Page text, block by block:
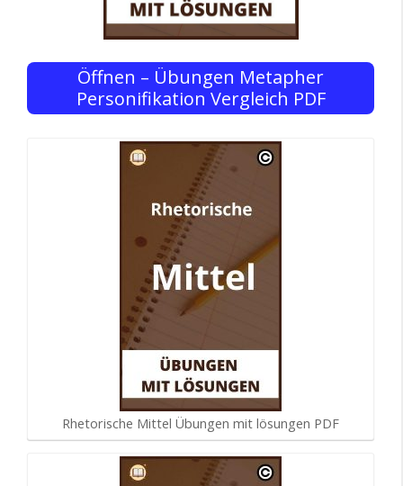
Öffnen – Übungen Metapher
Personifikation Vergleich PDF
Rhetorische Mittel Übungen mit lösungen PDF